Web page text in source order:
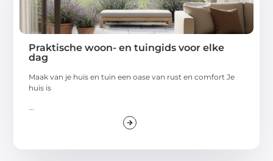
Praktische woon- en tuingids voor elke
dag
Maak van je huis en tuin een oase van rust en comfort Je
huis is
...